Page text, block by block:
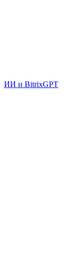
ИИ и BitrixGPT